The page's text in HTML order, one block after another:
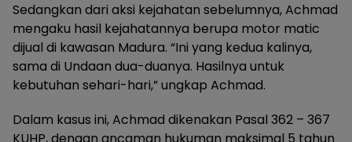
Sedangkan dari aksi kejahatan sebelumnya, Achmad
mengaku hasil kejahatannya berupa motor matic
dijual di kawasan Madura. “Ini yang kedua kalinya,
sama di Undaan dua-duanya. Hasilnya untuk
kebutuhan sehari-hari,” ungkap Achmad.
Dalam kasus ini, Achmad dikenakan Pasal 362 – 367